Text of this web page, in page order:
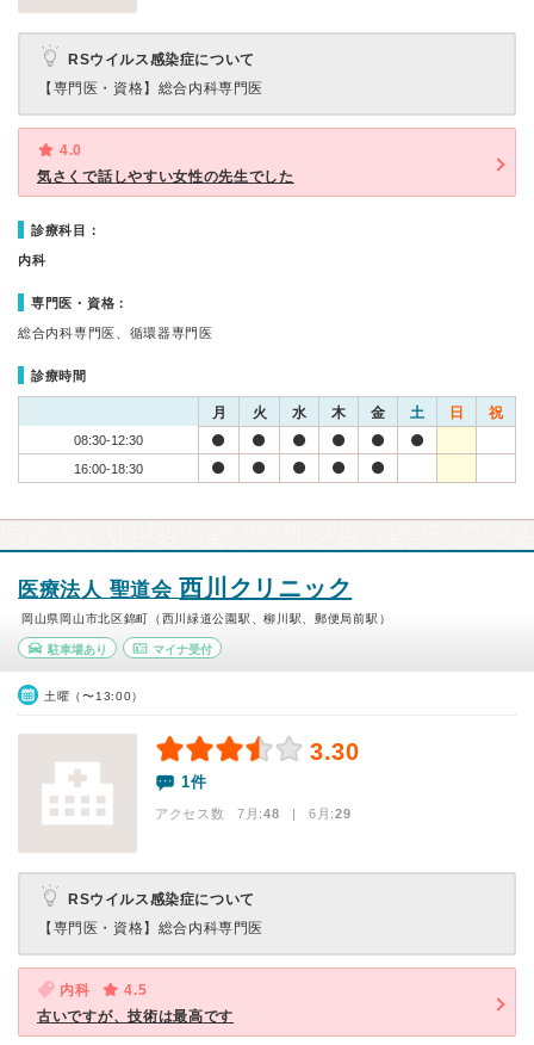
RSウイルス感染症について
【専門医・資格】 総合内科専門医
4.0
気さくで話しやすい女性の先生でした
診療科目：
内科
専門医・資格：
総合内科専門医、循環器専門医
診療時間
月 火 水 木 金 土 日 祝
08:30-12:30
16:00-18:30
医療法人 聖道会 西川クリニック
岡山県岡山市北区錦町（西川緑道公園駅、柳川駅、郵便局前駅）
駐車場あり マイナ受付
土曜（〜13:00）
3.30
1件
アクセス数 7月:48 | 6月:29
RSウイルス感染症について
【専門医・資格】 総合内科専門医
内科
4.5
古いですが、技術は最高です